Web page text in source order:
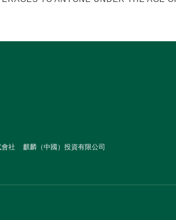
社
麒麟（中國）投資有限公司